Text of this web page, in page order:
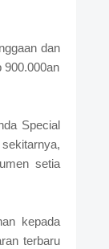
dan
900.000an
Special
setia
kepada
terbaru